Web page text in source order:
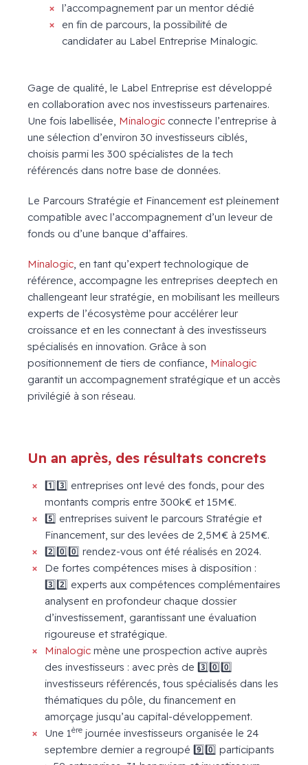
l’accompagnement par un mentor dédié
en fin de parcours, la possibilité de
candidater au Label Entreprise Minalogic.
Gage de qualité, le Label Entreprise est développé
en collaboration avec nos investisseurs partenaires.
Une fois labellisée, Minalogic connecte l’entreprise à
une sélection d’environ 30 investisseurs ciblés,
choisis parmi les 300 spécialistes de la tech
référencés dans notre base de données.
Le Parcours Stratégie et Financement est pleinement
compatible avec l’accompagnement d’un leveur de
fonds ou d’une banque d’affaires.
Minalogic, en tant qu’expert technologique de
référence, accompagne les entreprises deeptech en
challengeant leur stratégie, en mobilisant les meilleurs
experts de l’écosystème pour accélérer leur
croissance et en les connectant à des investisseurs
spécialisés en innovation. Grâce à son
positionnement de tiers de confiance, Minalogic
garantit un accompagnement stratégique et un accès
privilégié à son réseau.
Un an après, des résultats concrets
1️⃣3️⃣ entreprises ont levé des fonds, pour des
montants compris entre 300k€ et 15M€.
5️⃣ entreprises suivent le parcours Stratégie et
Financement, sur des levées de 2,5M€ à 25M€.
2️⃣0️⃣0️⃣ rendez-vous ont été réalisés en 2024.
De fortes compétences mises à disposition :
3️⃣2️⃣ experts aux compétences complémentaires
analysent en profondeur chaque dossier
d’investissement, garantissant une évaluation
rigoureuse et stratégique.
Minalogic mène une prospection active auprès
des investisseurs : avec près de 3️⃣0️⃣0️⃣
investisseurs référencés, tous spécialisés dans les
thématiques du pôle, du financement en
amorçage jusqu’au capital-développement.
Une 1ère journée investisseurs organisée le 24
septembre dernier a regroupé 9️⃣0️⃣ participants